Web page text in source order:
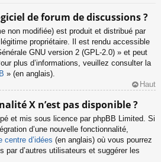
de forum de discussions ?
non modifiée) est produit et distribué par
propriétaire. Il est rendu accessible
GNU version 2 (GPL-2.0) » et peut
plus d’informations, veuillez consulter la
» (en anglais).
Haut
X n’est pas disponible ?
et mis sous licence par phpBB Limited. Si
d’une nouvelle fonctionnalité,
centre d’idées (en anglais) où vous pourrez
par d’autres utilisateurs et suggérer les